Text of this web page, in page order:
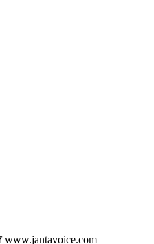
www.jantavoice.com